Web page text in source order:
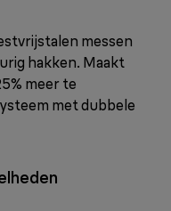
messen
hakken. Maakt
meer te
met dubbele